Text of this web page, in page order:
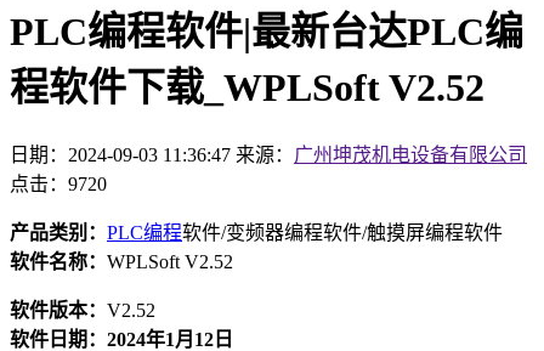
PLC编程软件|最新台达PLC编
程软件下载_WPLSoft V2.52
日期：2024-09-03 11:36:47 来源： 广州坤茂机电设备有限公司
点击：9720
产品类别： PLC编程软件/变频器编程软件/触摸屏编程软件
软件名称： WPLSoft V2.52
软件版本： V2.52
软件日期：2024年1月12日